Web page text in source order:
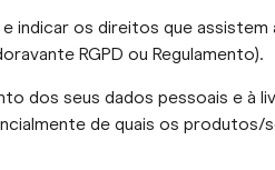
indicar os direitos que
RGPD ou Regulamento).
dos seus dados pessoais e à
de quais os produtos/